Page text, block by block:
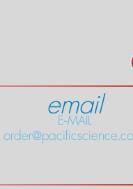
email
E-MAIL